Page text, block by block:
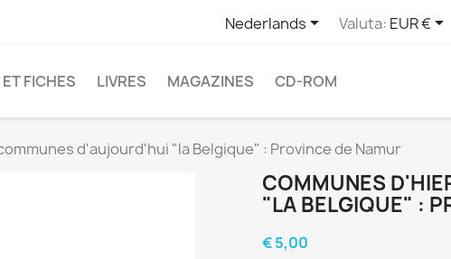
Nederlands Valuta: EUR €
FICHES LIVRES MAGAZINES CD-ROM
d'aujourd'hui "la Belgique" : Province de Namur
COMMUNES
"LA BELGIQUE" :
€ 5,00